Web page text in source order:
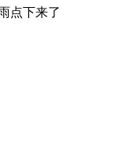
点下来了